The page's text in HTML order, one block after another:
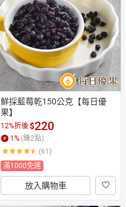
鮮採藍莓乾150公克【每日優
果】
12%折後$220
1 % (賺2點)
(61)
滿1000免運
放入購物車